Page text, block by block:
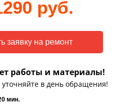
руб.
работы и материалы!
в день обращения!
мин.